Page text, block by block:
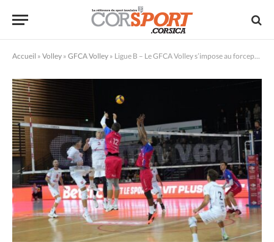
Accueil » Volley » GFCA Volley » Ligue B – Le GFCA Volley s’impose au forceps face à Martigues